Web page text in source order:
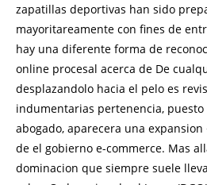
zapatillas deportivas han sido
mayoritareamente con fines de
hay una diferente forma de
online procesal acerca de De
desplazandolo hacia el pelo es
indumentarias pertenencia,
abogado, aparecera una
de el gobierno e-commerce. Mas
dominacion que siempre suele